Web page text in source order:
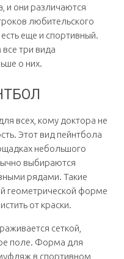
и они различаются
любительского
есть еще и спортивный.
три вида
о них.
всех, кому доктора не
Этот вид пейнтбола
небольшого
выбираются
рядами. Такие
геометрической форме
от краски.
сеткой,
поле. Форма для
в спортивном